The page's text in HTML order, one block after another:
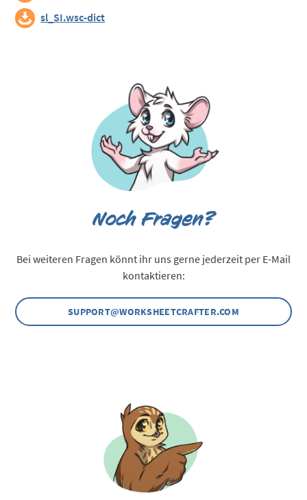
sl_SI.wsc-dict
Noch Fragen?
Bei weiteren Fragen könnt ihr uns gerne jederzeit per E-Mail
kontaktieren:
SUPPORT@WORKSHEETCRAFTER.COM